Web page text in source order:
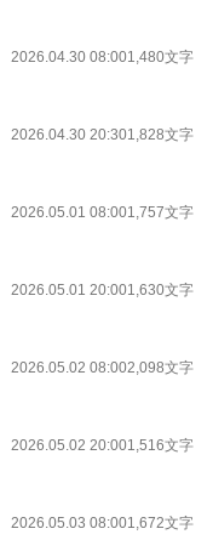
2026.04.30 08:001,480文字
2026.04.30 20:301,828文字
2026.05.01 08:001,757文字
2026.05.01 20:001,630文字
2026.05.02 08:002,098文字
2026.05.02 20:001,516文字
2026.05.03 08:001,672文字